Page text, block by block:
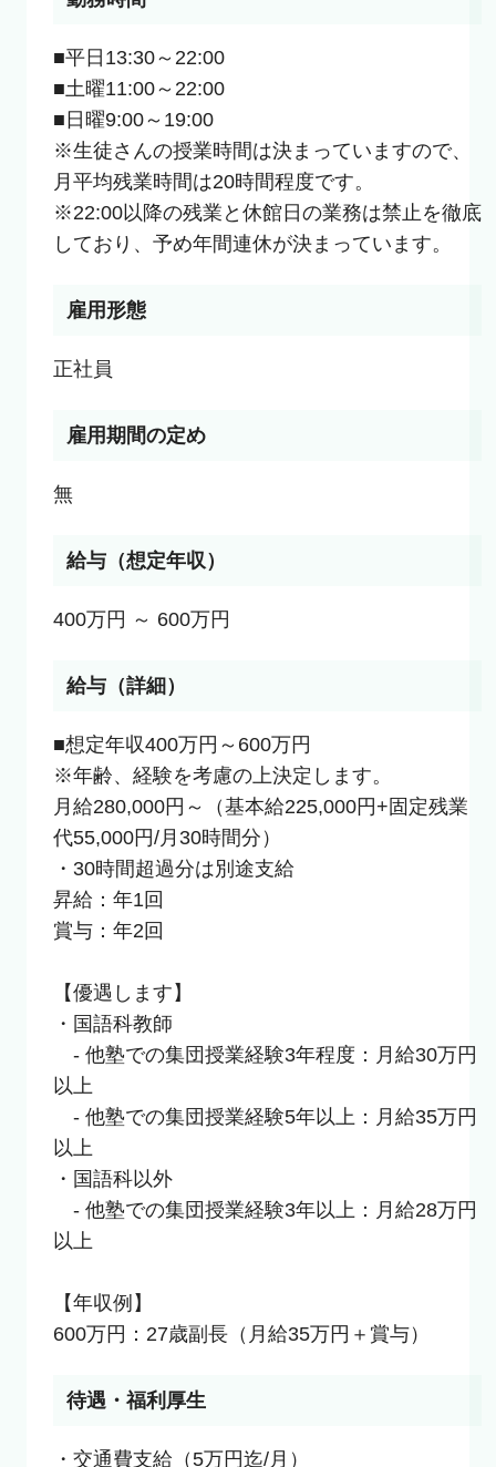
■平日13:30～22:00
■土曜11:00～22:00
■日曜9:00～19:00
※生徒さんの授業時間は決まっていますので、
月平均残業時間は20時間程度です。
※22:00以降の残業と休館日の業務は禁止を徹底
しており、予め年間連休が決まっています。
雇用形態
雇用期間の定め
無
給与（想定年収）
400万円 ～ 600万円
給与（詳細）
■想定年収400万円～600万円
※年齢、経験を考慮の上決定します。
月給280,000円～（基本給225,000円+固定残業
代55,000円/月30時間分）
・30時間超過分は別途支給
昇給：年1回
賞与：年2回
【優遇します】
・国語科教師
- 他塾での集団授業経験3年程度：月給30万円
以上
- 他塾での集団授業経験5年以上：月給35万円
以上
・国語科以外
- 他塾での集団授業経験3年以上：月給28万円
以上
【年収例】
600万円：27歳副長（月給35万円＋賞与）
待遇・福利厚生
・交通費支給（5万円迄/月）